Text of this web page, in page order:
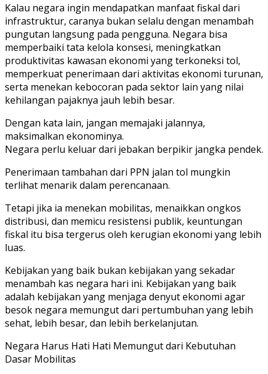
Kalau negara ingin mendapatkan manfaat fiskal dari
infrastruktur, caranya bukan selalu dengan menambah
pungutan langsung pada pengguna. Negara bisa
memperbaiki tata kelola konsesi, meningkatkan
produktivitas kawasan ekonomi yang terkoneksi tol,
memperkuat penerimaan dari aktivitas ekonomi turunan,
serta menekan kebocoran pada sektor lain yang nilai
kehilangan pajaknya jauh lebih besar.
Dengan kata lain, jangan memajaki jalannya,
maksimalkan ekonominya.
Negara perlu keluar dari jebakan berpikir jangka pendek.
Penerimaan tambahan dari PPN jalan tol mungkin
terlihat menarik dalam perencanaan.
Tetapi jika ia menekan mobilitas, menaikkan ongkos
distribusi, dan memicu resistensi publik, keuntungan
fiskal itu bisa tergerus oleh kerugian ekonomi yang lebih
luas.
Kebijakan yang baik bukan kebijakan yang sekadar
menambah kas negara hari ini. Kebijakan yang baik
adalah kebijakan yang menjaga denyut ekonomi agar
besok negara memungut dari pertumbuhan yang lebih
sehat, lebih besar, dan lebih berkelanjutan.
Negara Harus Hati Hati Memungut dari Kebutuhan
Dasar Mobilitas